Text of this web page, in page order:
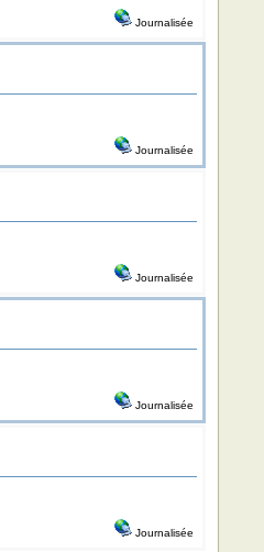
Journalisée
Journalisée
Journalisée
Journalisée
Journalisée